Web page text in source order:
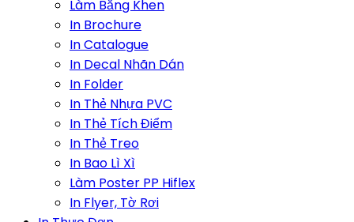
Làm Bằng Khen
In Brochure
In Catalogue
In Decal Nhãn Dán
In Folder
In Thẻ Nhựa PVC
In Thẻ Tích Điểm
In Thẻ Treo
In Bao Lì Xì
Làm Poster PP Hiflex
In Flyer, Tờ Rơi